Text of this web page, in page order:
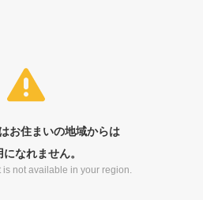
お住まいの地域からは
になれません。
is not available in your region.